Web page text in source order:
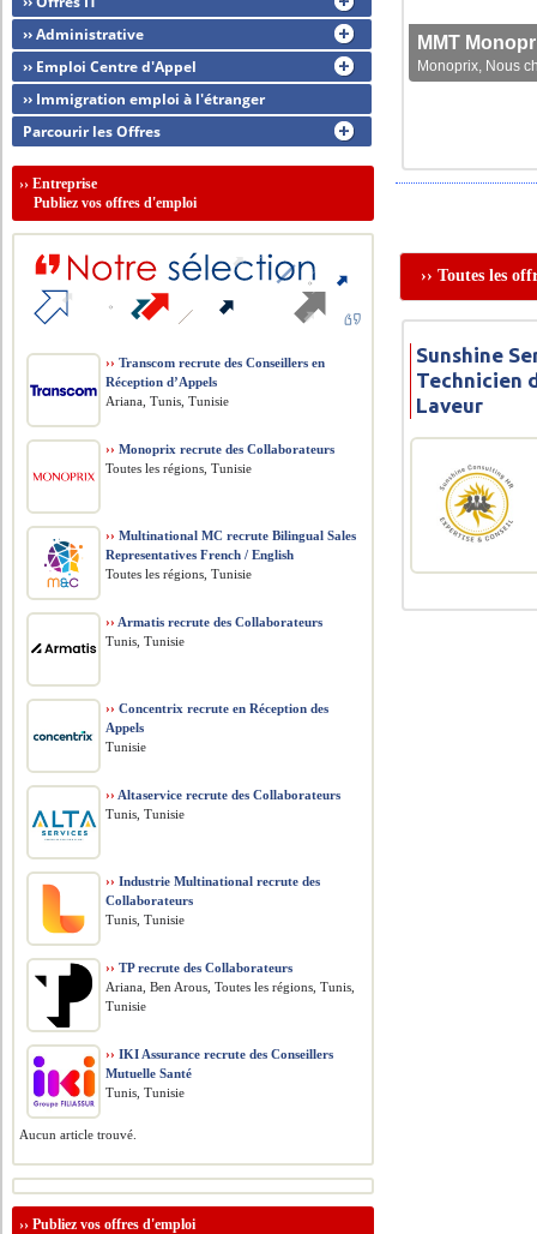
MMT
Monoprix, Nous
›› Toutes les
Sunshine
Technicien
Laveur
›› Administrative
›› Emploi Centre d'Appel
›› Immigration emploi à l'étranger
Parcourir les Offres
››Entreprise
Publiez vos offres d'emploi
›› Transcom recrute des Conseillers en
Réception d’Appels
Ariana, Tunis, Tunisie
›› Monoprix recrute des Collaborateurs
Toutes les régions, Tunisie
›› Multinational MC recrute Bilingual Sales
Representatives French / English
Toutes les régions, Tunisie
›› Armatis recrute des Collaborateurs
Tunis, Tunisie
›› Concentrix recrute en Réception des
Appels
Tunisie
›› Altaservice recrute des Collaborateurs
Tunis, Tunisie
›› Industrie Multinational recrute des
Collaborateurs
Tunis, Tunisie
›› TP recrute des Collaborateurs
Ariana, Ben Arous, Toutes les régions, Tunis,
Tunisie
›› IKI Assurance recrute des Conseillers
Mutuelle Santé
Tunis, Tunisie
Aucun article trouvé.
››Publiez vos offres d'emploi